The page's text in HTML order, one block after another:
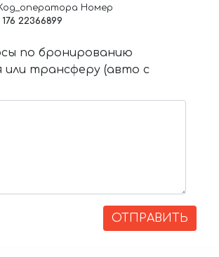
Номер
22366899
по бронированию
или трансферу (авто с
ОТПРАВИТЬ